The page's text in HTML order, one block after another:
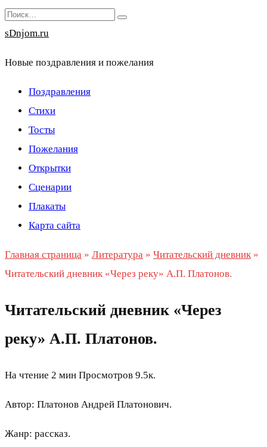
Перейти
к
Search
for:
sDnjom.ru
Новые поздравления и пожелания
Поздравления
Стихи
Тосты
Пожелания
Открытки
Сценарии
Плакаты
Карта сайта
Главная страница » Литература » Читательский дневник »
Читательский дневник «Через реку» А.П. Платонов.
Читательский дневник «Через
реку» А.П. Платонов.
На чтение 2 мин Просмотров 9.5к.
Автор: Платонов Андрей Платонович.
Жанр: рассказ.